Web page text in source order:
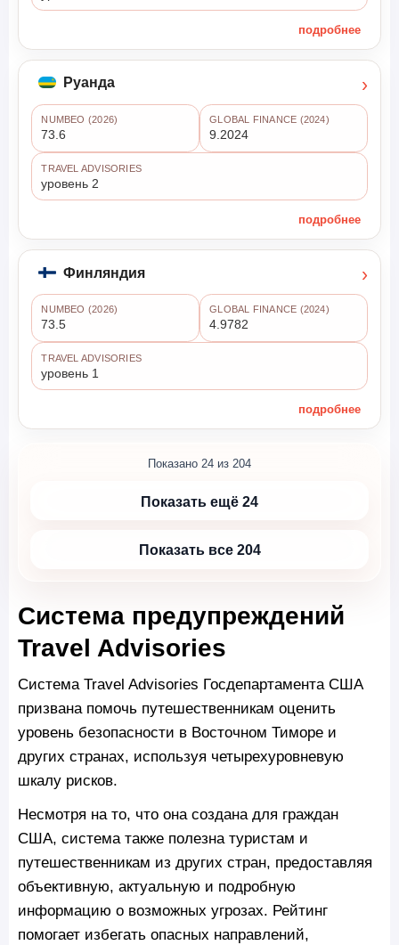
подробнее
Руанда ›
NUMBEO (2026)
73.6
GLOBAL FINANCE (2024)
9.2024
TRAVEL ADVISORIES
уровень 2
подробнее
Финляндия ›
NUMBEO (2026)
73.5
GLOBAL FINANCE (2024)
4.9782
TRAVEL ADVISORIES
уровень 1
подробнее
Показано 24 из 204
Показать ещё 24
Показать все 204
Система предупреждений
Travel Advisories
Система Travel Advisories Госдепартамента США
призвана помочь путешественникам оценить
уровень безопасности в Восточном Тиморе и
других странах, используя четырехуровневую
шкалу рисков.
Несмотря на то, что она создана для граждан
США, система также полезна туристам и
путешественникам из других стран, предоставляя
объективную, актуальную и подробную
информацию о возможных угрозах. Рейтинг
помогает избегать опасных направлений,